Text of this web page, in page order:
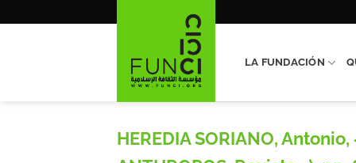
LA FUNDACIÓN
HEREDIA SORIANO,